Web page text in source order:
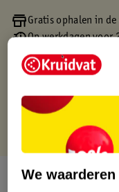
Gratis ophalen in
Op werkdagen voor
Gratis thuisbezorgd
Gratis retourneren
Over dit
We